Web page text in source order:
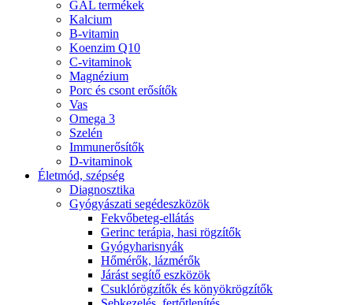
GAL termékek
Kalcium
B-vitamin
Koenzim Q10
C-vitaminok
Magnézium
Porc és csont erősítők
Vas
Omega 3
Szelén
Immunerősítők
D-vitaminok
Életmód, szépség
Diagnosztika
Gyógyászati segédeszközök
Fekvőbeteg-ellátás
Gerinc terápia, hasi rögzítők
Gyógyharisnyák
Hőmérők, lázmérők
Járást segítő eszközök
Csuklórögzítők és könyökrögzítők